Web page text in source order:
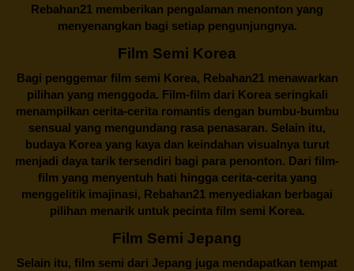
Rebahan21 memberikan pengalaman menonton yang
menyenangkan bagi setiap pengunjungnya.
Film Semi Korea
Bagi penggemar film semi Korea, Rebahan21menawarkan
pilihan yang menggoda. Film-film dari Korea seringkali
menampilkan cerita-cerita romantis dengan bumbu-bumbu
sensual yang mengundang rasa penasaran. Selain itu,
budaya Korea yang kaya dan keindahan visualnya turut
menjadi daya tarik tersendiri bagi para penonton. Dari film-
film yang menyentuh hati hingga cerita-cerita yang
menggelitik imajinasi, Rebahan21 menyediakan berbagai
pilihan menarik untuk pecinta film semi Korea.
Film Semi Jepang
Selain itu, film semi dari Jepang juga mendapatkan tempat